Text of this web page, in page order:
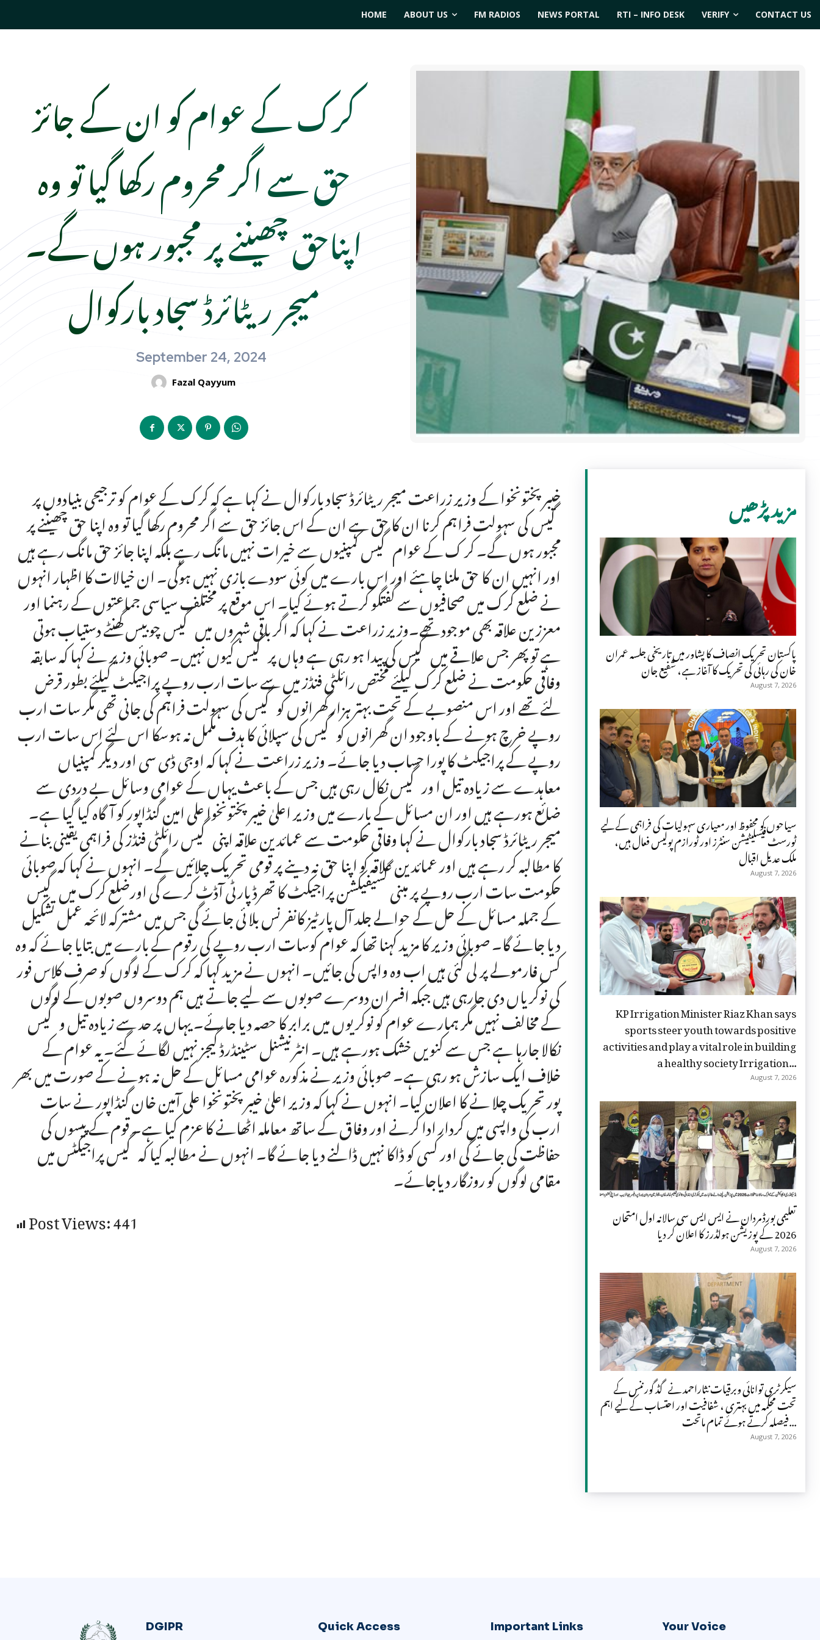
HOME ABOUT US FM RADIOS NEWS PORTAL RTI – INFO DESK VERIFY CONTACT US
کرک کے عوام کو ان کے جائز
حق سے اگر محروم رکھا گیا تو وہ
اپناحق چھیننے پر مجبور ہوں گے۔
میجر ریٹائرڈ سجاد بارکوال
September 24, 2024
Fazal Qayyum
خیبر پختونخوا کے وزیر زراعت میجر ریٹائرڈ سجاد بارکوال نے کہا ہے کہ کرک کے عوام کو ترجیحی بنیادوں پر
گیس کی سہولت فراہم کرنا ان کا حق ہے ان کے اس جائز حق سے اگر محروم رکھا گیا تو وہ اپنا حق چھیننے پر
مجبور ہوں گے۔ کر ک کے عوام گیس کمپنیوں سے خیرات نہیں مانگ رہے بلکہ اپنا جائز حق مانگ رہے ہیں
اور انہیں ان کا حق ملنا چاہئے اور اس بارے میں کوئی سودے بازی نہیں ہوگی۔ ان خیالات کا اظہار انہوں
نے ضلع کرک میں صحافیوں سے گفتگو کرتے ہوئے کیا۔ اس موقع پر مختلف سیاسی جماعتوں کے رہنما اور
معززین علاقہ بھی موجود تھے۔وزیر زراعت نے کہا کہ اگر باقی شہروں میں گیس چوبیس گھنٹے دستیاب ہوتی
ہے تو پھر جس علاقے میں گیس کی پیدا ہو رہی ہے وہاں پر گیس کیوں نہیں۔ صوبائی وزیر نے کہا کہ سابقہ
وفاقی حکومت نے ضلع کرک کیلئے مختص رائلٹی فنڈز میں سے سات ارب روپے پراجیکٹ کیلئے بطور قرض
لئے تھے اور اس منصوبے کے تحت بہتر ہزار گھرانوں کو گیس کی سہولت فراہم کی جانی تھی مگر سات ارب
روپے خرچ ہونے کے باوجود ان گھرانوں کو گیس کی سپلائی کا ہدف مکمل نہ ہوسکا اس لئے اس سات ارب
روپے کے پراجیکٹ کا پورا حساب دیا جائے۔ وزیر زراعت نے کہا کہ اوجی ڈی سی اور دیگر کمپنیاں
معاہدے سے زیادہ تیل ا ور گیس نکال رہی ہیں جس کے باعث یہاں کے عوامی وسائل بے دردی سے
ضائع ہورہے ہیں اور ان مسائل کے بارے میں وزیر اعلیٰ خیبرپختونخوا علی امین گنڈاپور کو آگاہ کیا گیا ہے۔
میجر ریٹائرڈ سجاد بارکوال نے کہا وفاقی حکومت سے عمائدین علاقہ اپنی گیس رائلٹی فنڈز کی فراہمی یقینی بنانے
کا مطالبہ کر رہے ہیں اور عمائدین علاقہ کو اپنا حق نہ دینے پر قومی تحریک چلائیں گے۔ انہوں نے کہا کہ صوبائی
حکومت سات ارب روپے پر مبنی گسیفیکشن پراجیکٹ کا تھرڈ پارٹی آڈٹ کرے گی اورضلع کرک میں گیس
کے جملہ مسائل کے حل کے حوالے جلد آل پارٹیز کانفرنس بلا ئی جائے گی جس میں مشترکہ لائحہ عمل تشکیل
دیا جائے گا۔ صوبائی وزیر کا مزید کہنا تھا کہ عوام کوسات ارب روپے کی رقوم کے بارے میں بتایا جائے کہ وہ
کس فارمولے پر لی گئی ہیں اب وہ واپس کی جائیں۔ انہوں نے مزید کہا کہ کرک کے لوگوں کو صرف کلاس فور
کی نوکریاں دی جارہی ہیں جبکہ افسران دوسرے صوبوں سے لیے جاتے ہیں ہم دوسروں صوبوں کے لوگوں
کے مخالف نہیں مگر ہمارے عوام کو نوکریوں میں برابر کا حصہ دیا جائے۔ یہاں پر حد سے زیادہ تیل و گیس
نکالا جارہا ہے جس سے کنویں خشک ہورہے ہیں۔ انٹرنیشنل سٹینڈرڈ گیجز نہیں لگائے گئے۔ یہ عوام کے
خلاف ایک سازش ہو رہی ہے۔ صوبائی وزیر نے مذکورہ عوامی مسائل کے حل نہ ہونے کے صورت میں بھر
پور تحریک چلا نے کا اعلان کیا۔ انہوں نے کہا کہ وزیر اعلیٰ خیبر پختونخوا علی آمین خان گنڈاپور نے سات
ارب کی واپسی میں کردار ادا کرنے اور وفاق کے ساتھ معاملہ اٹھانے کا عزم کیا ہے۔ قوم کے پیسوں کی
حفاظت کی جائے گی اور کسی کو ڈاکا نہیں ڈالنے دیا جائے گا۔ انہوں نے مطالبہ کیا کہ گیس پراجیکٹس میں
مقامی لوگوں کو روزگار دیاجائے۔
Post Views:441
مزید پڑھیں
پاکستان تحریک انصاف کا پشاور میں تاریخی جلسہ عمران
خان کی رہائی کی تحریک کا آغاز ہے، شفیع جان
August 7, 2026
سیاحوں کو محفوظ اور معیاری سہولیات کی فراہمی کے لیے
ٹورسٹ فیسلیٹیشن سنٹرز اور ٹورازم پولیس فعال ہیں،
ملک عدیل اقبال
August 7, 2026
KP Irrigation Minister Riaz Khan says
sports steer youth towards positive
activities and play a vital role in building
a healthy society Irrigation...
August 7, 2026
تعلیمی بورڈ مردان نے ایس ایس سی سالانہ اول امتحان
2026 کے پوزیشن ہولڈرز کا اعلان کر دیا
August 7, 2026
سیکرٹری توانائی وبرقیات نثاراحمد نے گڈ گورننس کے
تحت محکمہ میں بہتری ، شفافیت اور احتساب کے لیے اہم
فیصلہ کرتے ہوئے تمام ماتحت...
August 7, 2026
DGIPR Quick Access Important Links Your Voice